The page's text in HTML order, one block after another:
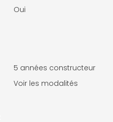
Oui
5 années constructeur
Voir les modalités